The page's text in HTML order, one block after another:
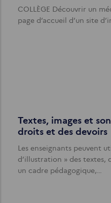
COLLÈGE Découvrir un
page d’accueil d’un site
Textes, images et
droits et des devoirs
Les enseignants peuvent
d’illustration » des textes,
un cadre pédagogique,…